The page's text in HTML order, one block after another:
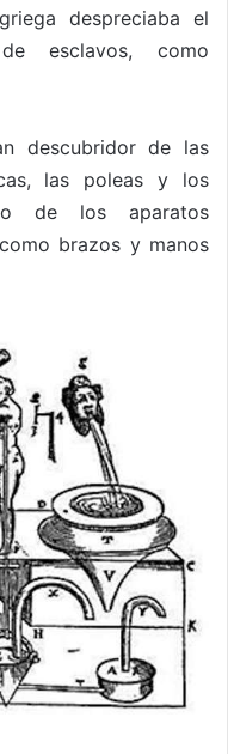
despreciaba el
esclavos, como
descubridor de las
las poleas y los
de los aparatos
brazos y manos